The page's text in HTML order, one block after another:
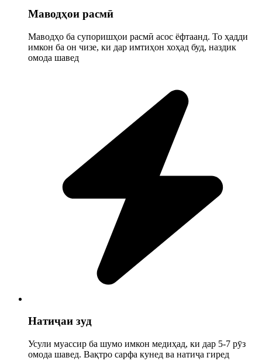
Маводҳои расмӣ
Маводҳо ба супоришҳои расмӣ асос ёфтаанд. То ҳадди
имкон ба он чизе, ки дар имтиҳон хоҳад буд, наздик
омода шавед
Натиҷаи зуд
Усули муассир ба шумо имкон медиҳад, ки дар 5-7 рӯз
омода шавед. Вақтро сарфа кунед ва натиҷа гиред